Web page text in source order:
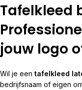
Tafelkleed
jouw logo
Wil je een tafelkleed
bedrijfsnaam of eigen